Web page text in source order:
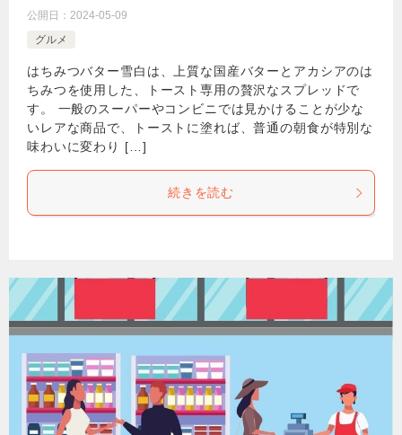
公開日： 2024-05-09
グルメ
はちみつバター雪白は、上質な国産バターとアカシアのは
ちみつを使用した、トースト専用の贅沢なスプレッドで
す。 一般のスーパーやコンビニでは見かけることが少な
いレアな商品で、トーストに塗れば、普通の朝食が特別な
味わいに変わり […]
続きを読む